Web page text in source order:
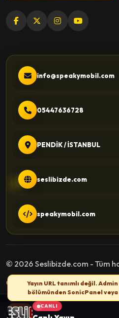
info@speakymobil.com
05447636728
PENDİK / İSTANBUL
seslibizde.com
speakymobil.com
© 2026 Seslibizde.com - Tüm
Gizlilik PolitikasıKullanım
CANLI
Yayın URL tanımlı değil.
bölümünden SonicPanel